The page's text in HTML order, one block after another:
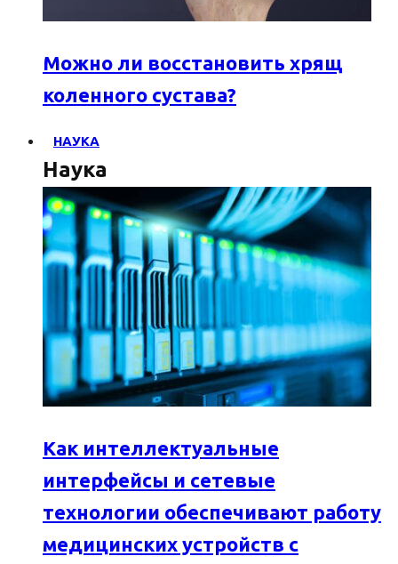
Можно ли восстановить хрящ
коленного сустава?
НАУКА
Наука
Как интеллектуальные
интерфейсы и сетевые
технологии обеспечивают работу
медицинских устройств с